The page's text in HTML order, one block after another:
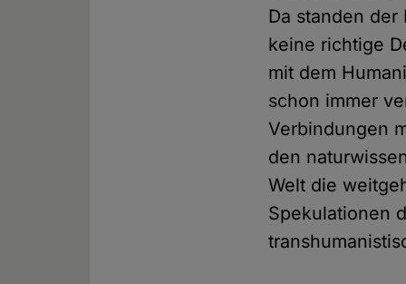
Da standen
keine richtige
mit dem
schon immer
Verbindungen
den
Welt die
Spekulationen